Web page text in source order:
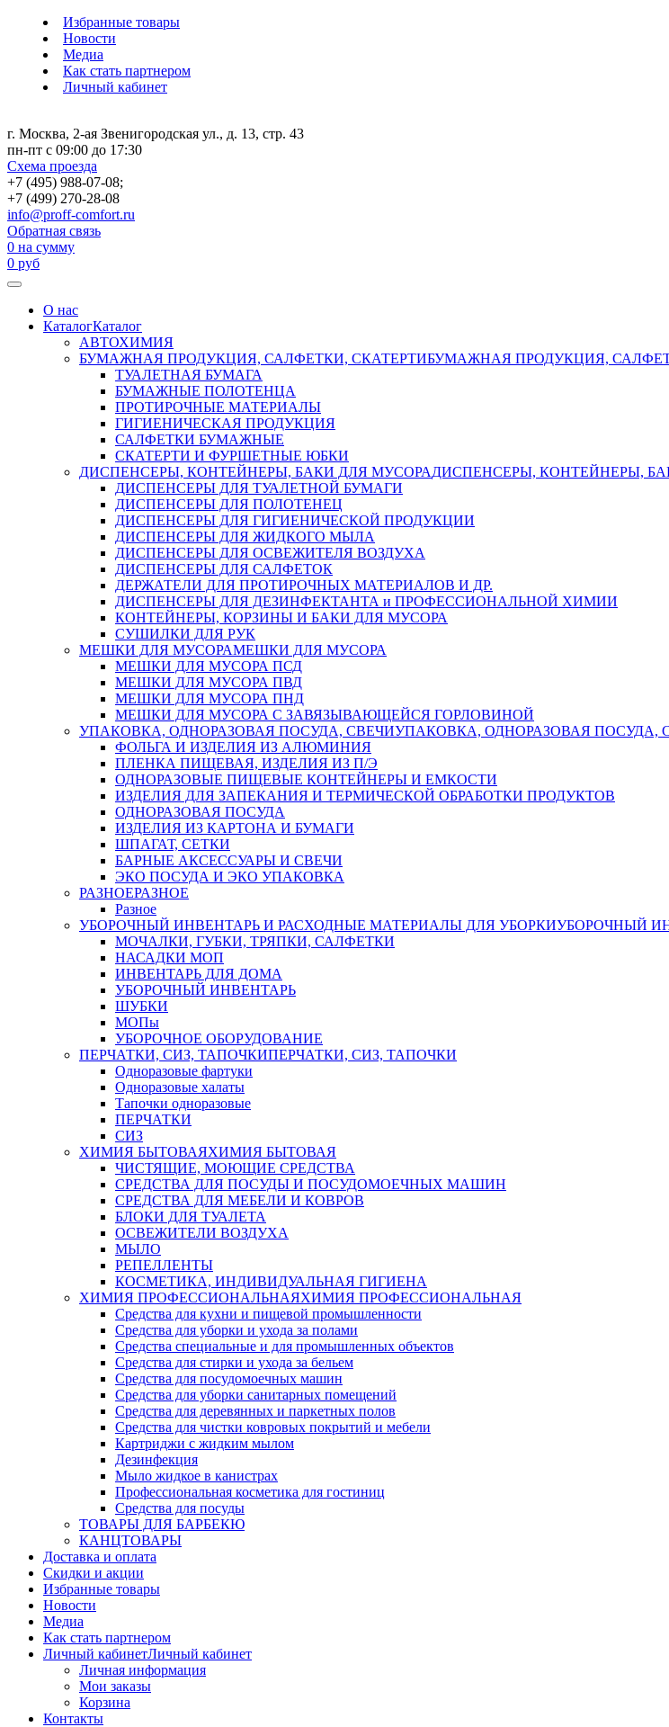
Избранные товары
Новости
Медиа
Как стать партнером
Личный кабинет
г. Москва, 2-ая Звенигородская ул., д. 13, стр. 43
пн-пт с 09:00 до 17:30
Схема проезда
+7 (495) 988-07-08;
+7 (499) 270-28-08
info@proff-comfort.ru
Обратная связь
0 на сумму
0 руб
О нас
КаталогКаталог
АВТОХИМИЯ
БУМАЖНАЯ ПРОДУКЦИЯ, САЛФЕТКИ, СКАТЕРТИБУМАЖНАЯ ПРОДУКЦИЯ,
ТУАЛЕТНАЯ БУМАГА
БУМАЖНЫЕ ПОЛОТЕНЦА
ПРОТИРОЧНЫЕ МАТЕРИАЛЫ
ГИГИЕНИЧЕСКАЯ ПРОДУКЦИЯ
САЛФЕТКИ БУМАЖНЫЕ
СКАТЕРТИ И ФУРШЕТНЫЕ ЮБКИ
ДИСПЕНСЕРЫ, КОНТЕЙНЕРЫ, БАКИ ДЛЯ МУСОРАДИСПЕНСЕРЫ, КОНТЕЙНЕРЫ,
ДИСПЕНСЕРЫ ДЛЯ ТУАЛЕТНОЙ БУМАГИ
ДИСПЕНСЕРЫ ДЛЯ ПОЛОТЕНЕЦ
ДИСПЕНСЕРЫ ДЛЯ ГИГИЕНИЧЕСКОЙ ПРОДУКЦИИ
ДИСПЕНСЕРЫ ДЛЯ ЖИДКОГО МЫЛА
ДИСПЕНСЕРЫ ДЛЯ ОСВЕЖИТЕЛЯ ВОЗДУХА
ДИСПЕНСЕРЫ ДЛЯ САЛФЕТОК
ДЕРЖАТЕЛИ ДЛЯ ПРОТИРОЧНЫХ МАТЕРИАЛОВ И ДР.
ДИСПЕНСЕРЫ ДЛЯ ДЕЗИНФЕКТАНТА и ПРОФЕССИОНАЛЬНОЙ ХИМИИ
КОНТЕЙНЕРЫ, КОРЗИНЫ И БАКИ ДЛЯ МУСОРА
СУШИЛКИ ДЛЯ РУК
МЕШКИ ДЛЯ МУСОРАМЕШКИ ДЛЯ МУСОРА
МЕШКИ ДЛЯ МУСОРА ПСД
МЕШКИ ДЛЯ МУСОРА ПВД
МЕШКИ ДЛЯ МУСОРА ПНД
МЕШКИ ДЛЯ МУСОРА С ЗАВЯЗЫВАЮЩЕЙСЯ ГОРЛОВИНОЙ
УПАКОВКА, ОДНОРАЗОВАЯ ПОСУДА, СВЕЧИУПАКОВКА, ОДНОРАЗОВАЯ ПОСУДА,
ФОЛЬГА И ИЗДЕЛИЯ ИЗ АЛЮМИНИЯ
ПЛЕНКА ПИЩЕВАЯ, ИЗДЕЛИЯ ИЗ П/Э
ОДНОРАЗОВЫЕ ПИЩЕВЫЕ КОНТЕЙНЕРЫ И ЕМКОСТИ
ИЗДЕЛИЯ ДЛЯ ЗАПЕКАНИЯ И ТЕРМИЧЕСКОЙ ОБРАБОТКИ ПРОДУКТОВ
ОДНОРАЗОВАЯ ПОСУДА
ИЗДЕЛИЯ ИЗ КАРТОНА И БУМАГИ
ШПАГАТ, СЕТКИ
БАРНЫЕ АКСЕССУАРЫ И СВЕЧИ
ЭКО ПОСУДА И ЭКО УПАКОВКА
РАЗНОЕРАЗНОЕ
Разное
УБОРОЧНЫЙ ИНВЕНТАРЬ И РАСХОДНЫЕ МАТЕРИАЛЫ ДЛЯ УБОРКИУБОРОЧНЫЙ
МОЧАЛКИ, ГУБКИ, ТРЯПКИ, САЛФЕТКИ
НАСАДКИ МОП
ИНВЕНТАРЬ ДЛЯ ДОМА
УБОРОЧНЫЙ ИНВЕНТАРЬ
ШУБКИ
МОПы
УБОРОЧНОЕ ОБОРУДОВАНИЕ
ПЕРЧАТКИ, СИЗ, ТАПОЧКИПЕРЧАТКИ, СИЗ, ТАПОЧКИ
Одноразовые фартуки
Одноразовые халаты
Тапочки одноразовые
ПЕРЧАТКИ
СИЗ
ХИМИЯ БЫТОВАЯХИМИЯ БЫТОВАЯ
ЧИСТЯЩИЕ, МОЮЩИЕ СРЕДСТВА
СРЕДСТВА ДЛЯ ПОСУДЫ И ПОСУДОМОЕЧНЫХ МАШИН
СРЕДСТВА ДЛЯ МЕБЕЛИ И КОВРОВ
БЛОКИ ДЛЯ ТУАЛЕТА
ОСВЕЖИТЕЛИ ВОЗДУХА
МЫЛО
РЕПЕЛЛЕНТЫ
КОСМЕТИКА, ИНДИВИДУАЛЬНАЯ ГИГИЕНА
ХИМИЯ ПРОФЕССИОНАЛЬНАЯХИМИЯ ПРОФЕССИОНАЛЬНАЯ
Средства для кухни и пищевой промышленности
Средства для уборки и ухода за полами
Средства специальные и для промышленных объектов
Средства для стирки и ухода за бельем
Средства для посудомоечных машин
Средства для уборки санитарных помещений
Средства для деревянных и паркетных полов
Средства для чистки ковровых покрытий и мебели
Картриджи с жидким мылом
Дезинфекция
Мыло жидкое в канистрах
Профессиональная косметика для гостиниц
Средства для посуды
ТОВАРЫ ДЛЯ БАРБЕКЮ
КАНЦТОВАРЫ
Доставка и оплата
Скидки и акции
Избранные товары
Новости
Медиа
Как стать партнером
Личный кабинетЛичный кабинет
Личная информация
Мои заказы
Корзина
Контакты